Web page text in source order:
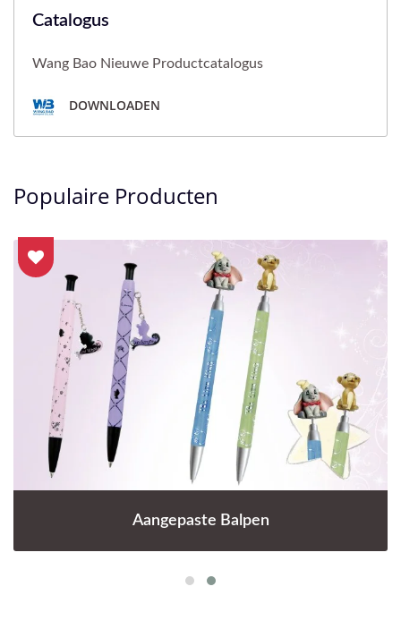
Catalogus
Wang Bao Nieuwe Productcatalogus
DOWNLOADEN
Populaire Producten
Aangepaste Balpen